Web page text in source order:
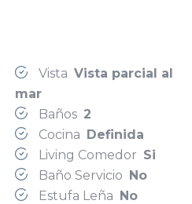
Vista Vista parcial al
mar
Baños 2
Cocina Definida
Living Comedor Si
Baño Servicio No
Estufa Leña No